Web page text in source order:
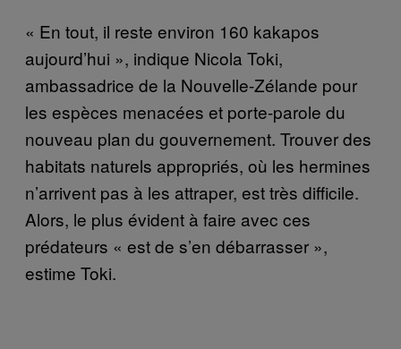
« En tout, il reste environ 160 kakapos
aujourd’hui », indique Nicola Toki,
ambassadrice de la Nouvelle-Zélande pour
les espèces menacées et porte-parole du
nouveau plan du gouvernement. Trouver des
habitats naturels appropriés, où les hermines
n’arrivent pas à les attraper, est très difficile.
Alors, le plus évident à faire avec ces
prédateurs « est de s’en débarrasser »,
estime Toki.